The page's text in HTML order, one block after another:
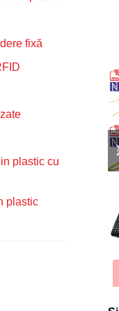
fixă
plastic cu
plastic